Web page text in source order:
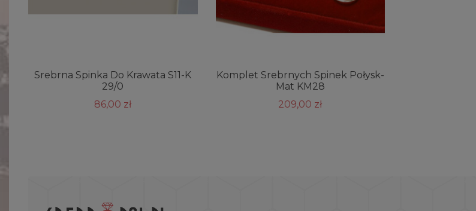
Srebrna Spinka Do Krawata S11-K
29/0
86,00 zł
Komplet Srebrnych Spinek Połysk-
Mat KM28
209,00 zł